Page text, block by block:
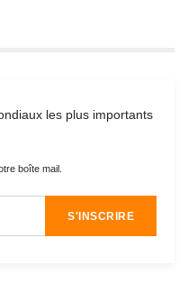
les plus importants
boîte mail.
S'INSCRIRE